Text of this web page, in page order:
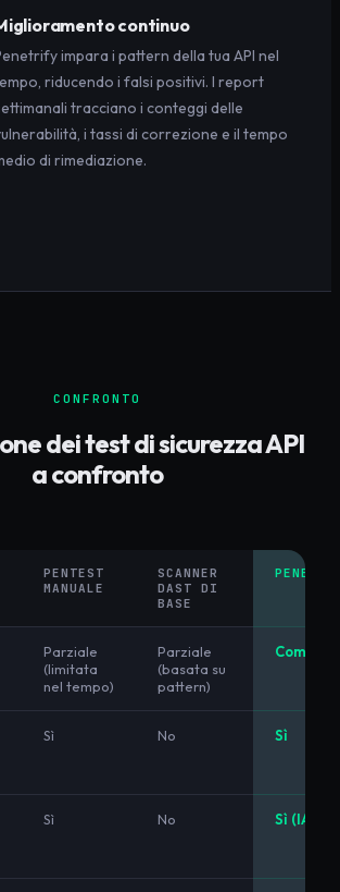
continuo
impara i pattern della tua API nel
riducendo i falsi positivi. I report
tracciano i conteggi delle
i tassi di correzione e il tempo
di rimediazione.
CONFRONTO
dei test di sicurezza API
a confronto
PENTEST
MANUALE
SCANNER
DAST DI
BASE
Parziale
(limitata
nel tempo)
Parziale
(basata su
pattern)
Sì No Sì
Sì No Sì (IA)